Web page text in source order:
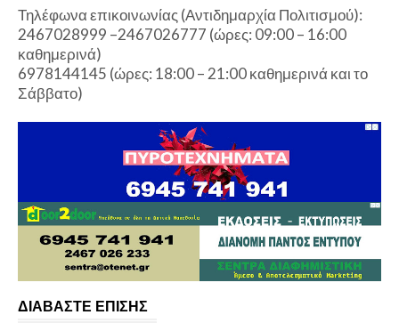
Τηλέφωνα επικοινωνίας (Αντιδημαρχία Πολιτισμού):
2467028999 –2467026777 (ώρες: 09:00 – 16:00
καθημερινά)
6978144145 (ώρες: 18:00 – 21:00 καθημερινά και το
Σάββατο)
ΔΙΑΒΑΣΤΕ ΕΠΙΣΗΣ